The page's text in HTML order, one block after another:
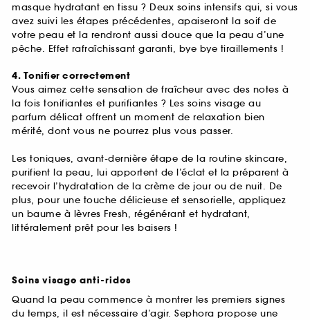
masque hydratant en tissu ? Deux soins intensifs qui, si vous
avez suivi les étapes précédentes, apaiseront la soif de
votre peau et la rendront aussi douce que la peau d’une
pêche. Effet rafraîchissant garanti, bye bye tiraillements !
4. Tonifier correctement
Vous aimez cette sensation de fraîcheur avec des notes à
la fois tonifiantes et purifiantes ? Les soins visage au
parfum délicat offrent un moment de relaxation bien
mérité, dont vous ne pourrez plus vous passer.
Les toniques, avant-dernière étape de la routine skincare,
purifient la peau, lui apportent de l’éclat et la préparent à
recevoir l’hydratation de la crème de jour ou de nuit. De
plus, pour une touche délicieuse et sensorielle, appliquez
un baume à lèvres Fresh, régénérant et hydratant,
littéralement prêt pour les baisers !
Soins visage anti-rides
Quand la peau commence à montrer les premiers signes
du temps, il est nécessaire d’agir. Sephora propose une